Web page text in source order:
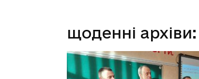
щоденні